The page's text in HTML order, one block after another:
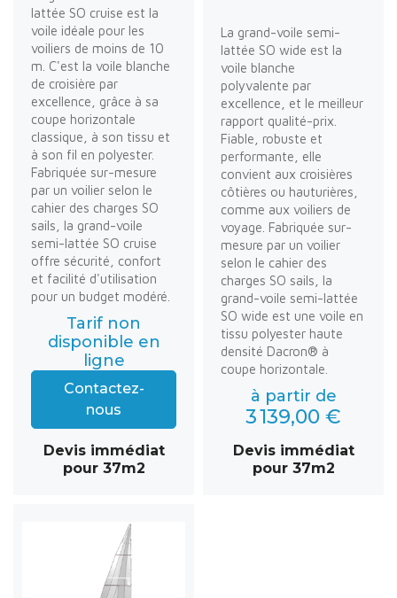
lattée SO cruise est la
voile idéale pour les
voiliers de moins de 10
m. C'est la voile blanche
de croisière par
excellence, grâce à sa
coupe horizontale
classique, à son tissu et
à son fil en polyester.
Fabriquée sur-mesure
par un voilier selon le
cahier des charges SO
sails, la grand-voile
semi-lattée SO cruise
offre sécurité, confort
et facilité d'utilisation
pour un budget modéré.
Tarif non
disponible en
ligne
Contactez-
nous
Devis immédiat
pour 37m2
La grand-voile semi-
lattée SO wide est la
voile blanche
polyvalente par
excellence, et le meilleur
rapport qualité-prix.
Fiable, robuste et
performante, elle
convient aux croisières
côtières ou hauturières,
comme aux voiliers de
voyage. Fabriquée sur-
mesure par un voilier
selon le cahier des
charges SO sails, la
grand-voile semi-lattée
SO wide est une voile en
tissu polyester haute
densité Dacron® à
coupe horizontale.
à partir de
3 139,00 €
Devis immédiat
pour 37m2